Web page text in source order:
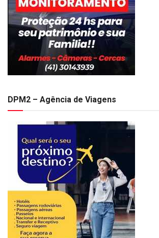
DPM2 – Agência de Viagens